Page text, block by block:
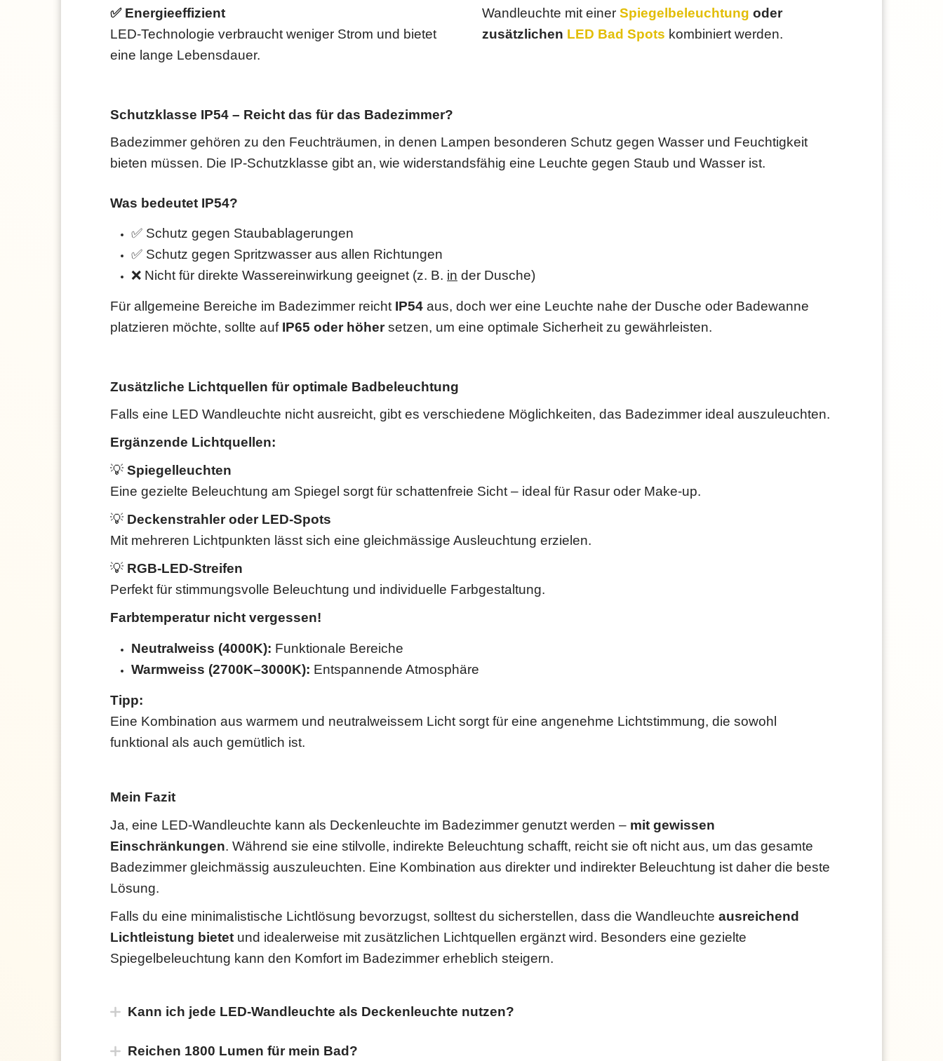
✅ Energieeffizient
LED-Technologie verbraucht weniger Strom und bietet
eine lange Lebensdauer.
Wandleuchte mit einer Spiegelbeleuchtung oder
zusätzlichen LED Bad Spots kombiniert werden.
Schutzklasse IP54 – Reicht das für das Badezimmer?
Badezimmer gehören zu den Feuchträumen, in denen Lampen besonderen Schutz gegen Wasser und Feuchtigkeit
bieten müssen. Die IP-Schutzklasse gibt an, wie widerstandsfähig eine Leuchte gegen Staub und Wasser ist.
Was bedeutet IP54?
✅ Schutz gegen Staubablagerungen
✅ Schutz gegen Spritzwasser aus allen Richtungen
❌ Nicht für direkte Wassereinwirkung geeignet (z. B. in der Dusche)
Für allgemeine Bereiche im Badezimmer reicht IP54 aus, doch wer eine Leuchte nahe der Dusche oder Badewanne
platzieren möchte, sollte auf IP65 oder höhersetzen, um eine optimale Sicherheit zu gewährleisten.
Zusätzliche Lichtquellen für optimale Badbeleuchtung
Falls eine LED Wandleuchte nicht ausreicht, gibt es verschiedene Möglichkeiten, das Badezimmer ideal auszuleuchten.
Ergänzende Lichtquellen:
💡 Spiegelleuchten
Eine gezielte Beleuchtung am Spiegel sorgt für schattenfreie Sicht – ideal für Rasur oder Make-up.
💡 Deckenstrahler oder LED-Spots
Mit mehreren Lichtpunkten lässt sich eine gleichmässige Ausleuchtung erzielen.
💡 RGB-LED-Streifen
Perfekt für stimmungsvolle Beleuchtung und individuelle Farbgestaltung.
Farbtemperatur nicht vergessen!
Neutralweiss (4000K): Funktionale Bereiche
Warmweiss (2700K–3000K): Entspannende Atmosphäre
Tipp:
Eine Kombination aus warmem und neutralweissem Licht sorgt für eine angenehme Lichtstimmung, die sowohl
funktional als auch gemütlich ist.
Mein Fazit
Ja, eine LED-Wandleuchte kann als Deckenleuchte im Badezimmer genutzt werden – mit gewissen
Einschränkungen. Während sie eine stilvolle, indirekte Beleuchtung schafft, reicht sie oft nicht aus, um das gesamte
Badezimmer gleichmässig auszuleuchten. Eine Kombination aus direkter und indirekter Beleuchtung ist daher die beste
Lösung.
Falls du eine minimalistische Lichtlösung bevorzugst, solltest du sicherstellen, dass die Wandleuchte ausreichend
Lichtleistung bietet und idealerweise mit zusätzlichen Lichtquellen ergänzt wird. Besonders eine gezielte
Spiegelbeleuchtung kann den Komfort im Badezimmer erheblich steigern.
Kann ich jede LED-Wandleuchte als Deckenleuchte nutzen?
Reichen 1800 Lumen für mein Bad?